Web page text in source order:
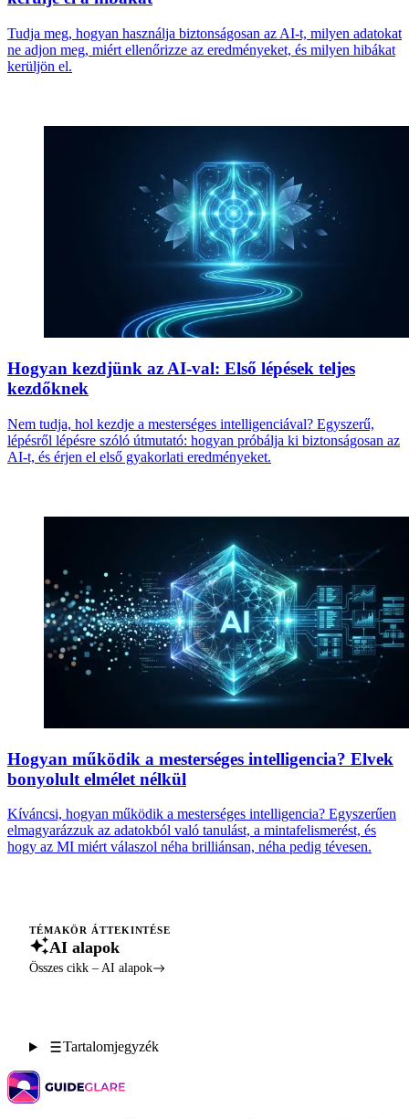
Tudja meg, hogyan használja biztonságosan az AI-t, milyen adatokat
ne adjon meg, miért ellenőrizze az eredményeket, és milyen hibákat
kerüljön el.
Hogyan kezdjünk az AI-val: Első lépések teljes
kezdőknek
Nem tudja, hol kezdje a mesterséges intelligenciával? Egyszerű,
lépésről lépésre szóló útmutató: hogyan próbálja ki biztonságosan az
AI-t, és érjen el első gyakorlati eredményeket.
Hogyan működik a mesterséges intelligencia? Elvek
bonyolult elmélet nélkül
Kíváncsi, hogyan működik a mesterséges intelligencia? Egyszerűen
elmagyarázzuk az adatokból való tanulást, a mintafelismerést, és
hogy az MI miért válaszol néha brilliánsan, néha pedig tévesen.
TÉMAKÖR ÁTTEKINTÉSE
AI alapok
Összes cikk – AI alapok
Tartalomjegyzék